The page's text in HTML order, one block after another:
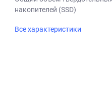
накопителей (SSD)
Все характеристики